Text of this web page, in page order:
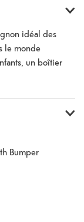
idéal des
le monde
un boîtier
de garantir un
L'écran de 7
Le système
MT8167
à l'autre et
yeux « Eye Care
sur la
et de réduire les
batterie de
pouvant
Bumper